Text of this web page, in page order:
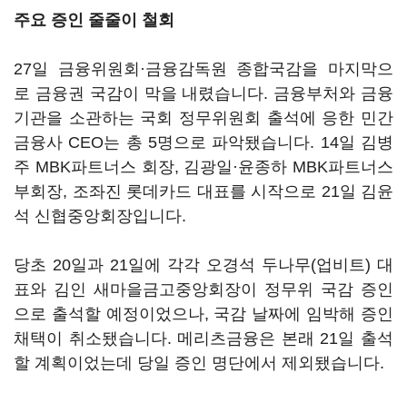
주요 증인 줄줄이 철회
27일 금융위원회·금융감독원 종합국감을 마지막으
로 금융권 국감이 막을 내렸습니다. 금융부처와 금융
기관을 소관하는 국회 정무위원회 출석에 응한 민간
금융사 CEO는 총 5명으로 파악됐습니다. 14일 김병
주 MBK파트너스 회장, 김광일·윤종하 MBK파트너스
부회장, 조좌진 롯데카드 대표를 시작으로 21일 김윤
석 신협중앙회장입니다.
당초 20일과 21일에 각각 오경석 두나무(업비트) 대
표와 김인 새마을금고중앙회장이 정무위 국감 증인
으로 출석할 예정이었으나, 국감 날짜에 임박해 증인
채택이 취소됐습니다. 메리츠금융은 본래 21일 출석
할 계획이었는데 당일 증인 명단에서 제외됐습니다.